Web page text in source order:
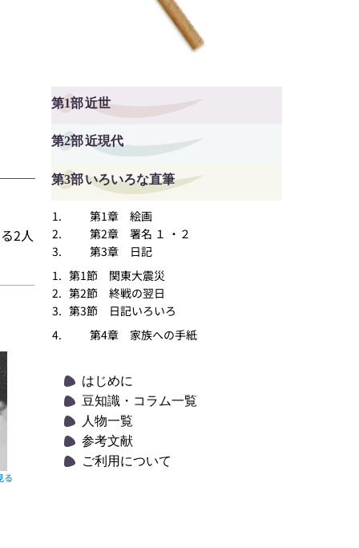
2人
第1部近世
第2部近現代
第3部いろいろな直筆
第1章 絵画
第2章 署名 １ ・ ２
第3章 日記
第1節 関東大震災
第2節 終戦の翌日
第3節 日記いろいろ
第4章 家族への手紙
はじめに
豆知識・コラム一覧
人物一覧
参考文献
ご利用について